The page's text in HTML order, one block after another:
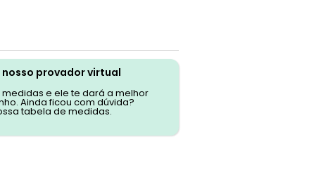
provador virtual
medidas e ele te dará a melhor
Ainda ficou com dúvida?
tabela de medidas.